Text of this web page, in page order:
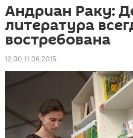
Андриан Раку:
литература
востребована
12:00 11.06.2015